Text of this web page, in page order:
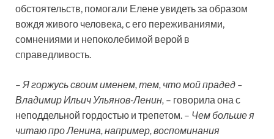
обстоятельств, помогали Елене увидеть за образом
вождя живого человека, с его переживаниями,
сомнениями и непоколебимой верой в
справедливость.
– Я горжусь своим именем, тем, что мой прадед –
Владимир Ильич Ульянов-Ленин, – говорила она с
неподдельной гордостью и трепетом. – Чем больше я
читаю про Ленина, например, воспоминания